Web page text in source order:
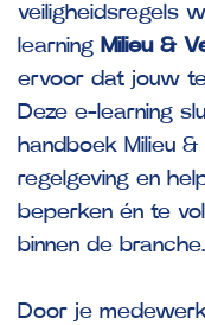
veiligheidsregels
learning Milieu &
ervoor dat jouw
Deze e-learning
handboek Milieu
regelgeving en
beperken én te
binnen de branche.
Door je